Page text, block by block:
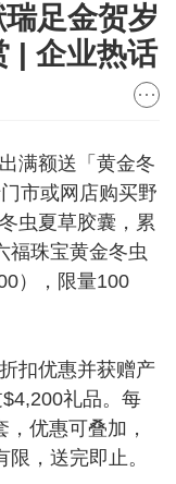
足金贺岁
| 企业热话
满额送「黄金冬
市或网店购买野
虫夏草胶囊，累
福珠宝黄金冬虫
），限量100
扣优惠并获赠产
礼品。每
优惠可叠加，
，送完即止。